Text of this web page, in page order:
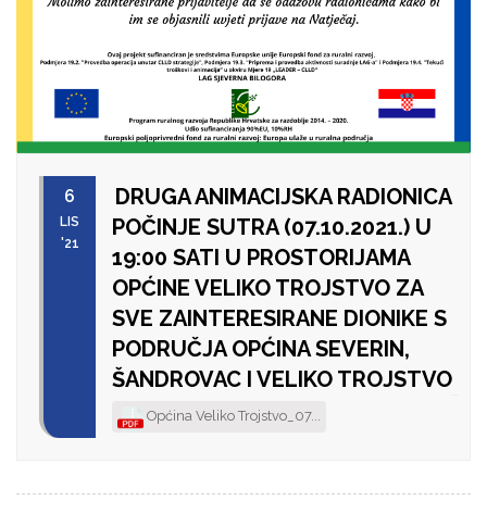
6
LIS
'21
DRUGA ANIMACIJSKA RADIONICA
POČINJE SUTRA (07.10.2021.) U
19:00 SATI U PROSTORIJAMA
OPĆINE VELIKO TROJSTVO ZA
SVE ZAINTERESIRANE DIONIKE S
PODRUČJA OPĆINA SEVERIN,
ŠANDROVAC I VELIKO TROJSTVO
Općina Veliko Trojstvo_07...